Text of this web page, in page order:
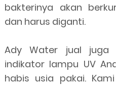
bakterinya akan
dan harus diganti.
Ady Water jual juga
indikator lampu UV
habis usia pakai.